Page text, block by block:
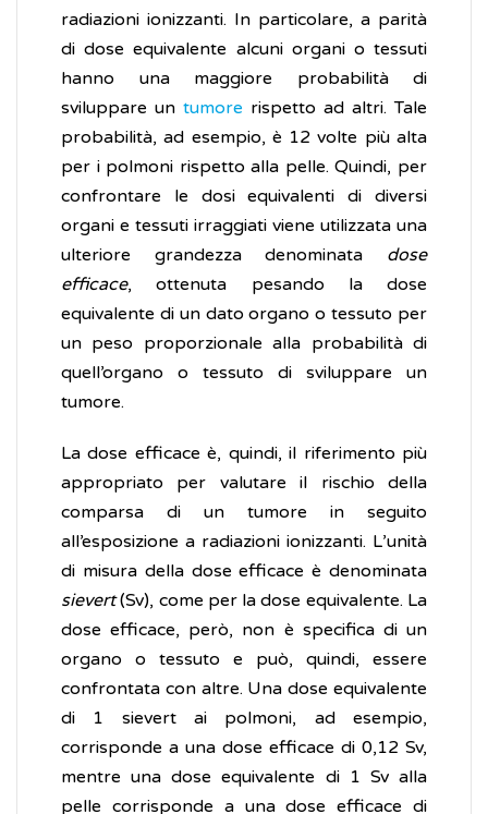
radiazioni ionizzanti. In particolare, a parità
di dose equivalente alcuni organi o tessuti
hanno una maggiore probabilità di
sviluppare un tumore rispetto ad altri. Tale
probabilità, ad esempio, è 12 volte più alta
per i polmoni rispetto alla pelle. Quindi, per
confrontare le dosi equivalenti di diversi
organi e tessuti irraggiati viene utilizzata una
ulteriore grandezza denominata dose
efficace, ottenuta pesando la dose
equivalente di un dato organo o tessuto per
un peso proporzionale alla probabilità di
quell’organo o tessuto di sviluppare un
tumore.
La dose efficace è, quindi, il riferimento più
appropriato per valutare il rischio della
comparsa di un tumore in seguito
all’esposizione a radiazioni ionizzanti. L’unità
di misura della dose efficace è denominata
sievert(Sv), come per la dose equivalente. La
dose efficace, però, non è specifica di un
organo o tessuto e può, quindi, essere
confrontata con altre. Una dose equivalente
di 1 sievert ai polmoni, ad esempio,
corrisponde a una dose efficace di 0,12 Sv,
mentre una dose equivalente di 1 Sv alla
pelle corrisponde a una dose efficace di